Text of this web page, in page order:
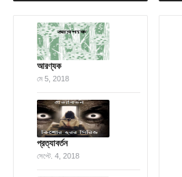
আরণ্যক
মে 5, 2018
প্রত্যাবর্তন
সেপ্টে. 4, 2018